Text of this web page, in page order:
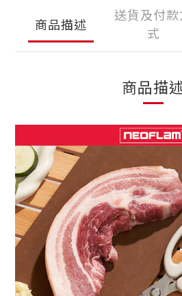
商品描述
送貨及付款
式
商品描